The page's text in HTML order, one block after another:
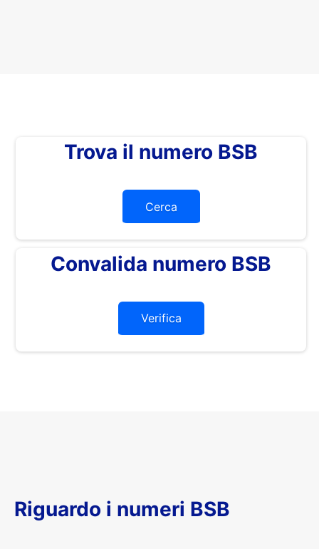
Trova il numero BSB
Cerca
Convalida numero BSB
Verifica
Riguardo i numeri BSB